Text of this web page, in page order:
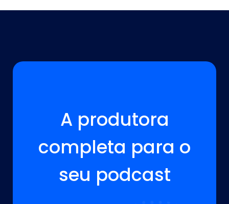
A produtora
completa para o
seu podcast